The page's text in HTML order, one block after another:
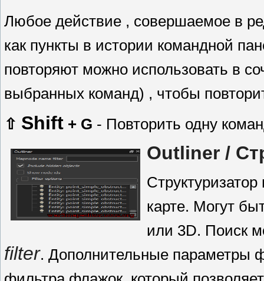
Любое действие , совершаемое в
как пункты в истории командной
повторяют можно использовать в
выбранных команд) , чтобы
⇧ Shift + G - Повторить одну
Outliner /
карте. Могут
или 3D. Поиск
filter. Дополнительные параметры